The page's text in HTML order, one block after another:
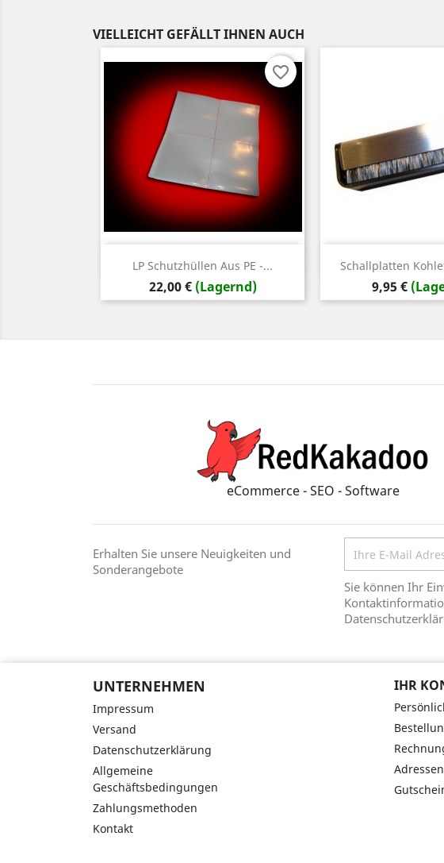
VIELLEICHT GEFÄLLT IHNEN AUCH
LP Schutzhüllen Aus PE -...
Preis
22,00 € (Lagernd)
Vorschau
favorite_border
Schallplatten
Preis
9,95 €

eCommerce - SEO - Software
Erhalten Sie unsere Neuigkeiten und
Sonderangebote
Sie können Ihr
UNTERNEHMEN
Impressum
Versand
Datenschutzerklärung
Allgemeine
Geschäftsbedingungen
Zahlungsmethoden
Kontakt
IHR
Adressen